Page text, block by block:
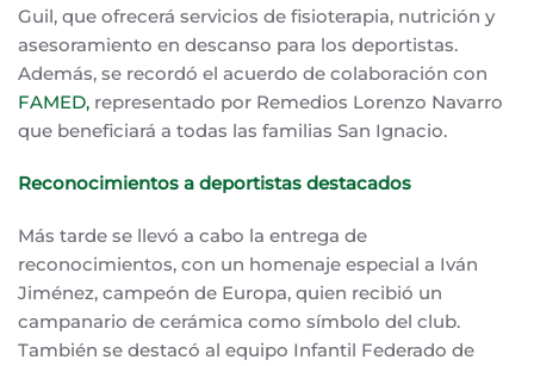
Guil, que ofrecerá servicios de fisioterapia, nutrición y
asesoramiento en descanso para los deportistas.
Además, se recordó el acuerdo de colaboración con
FAMED, representado por Remedios Lorenzo Navarro
que beneficiará a todas las familias San Ignacio.
Reconocimientos a deportistas destacados
Más tarde se llevó a cabo la entrega de
reconocimientos, con un homenaje especial a Iván
Jiménez, campeón de Europa, quien recibió un
campanario de cerámica como símbolo del club.
También se destacó al equipo Infantil Federado de